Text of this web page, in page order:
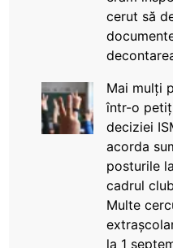
cerut să
Mai mulți
într-o
deciziei
acorda
posturile
cadrul
Multe
la 1